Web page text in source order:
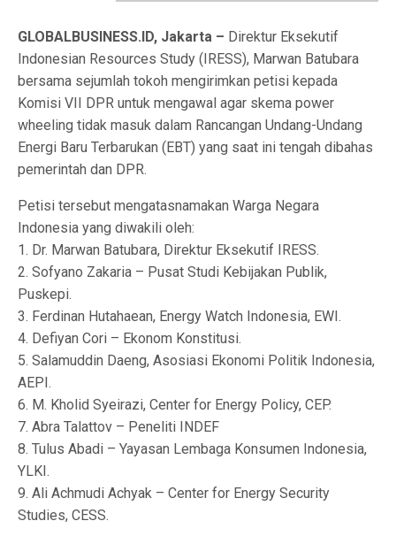
GLOBALBUSINESS.ID, Jakarta – Direktur Eksekutif
Indonesian Resources Study (IRESS), Marwan Batubara
bersama sejumlah tokoh mengirimkan petisi kepada
Komisi VII DPR untuk mengawal agar skema power
wheeling tidak masuk dalam Rancangan Undang-Undang
Energi Baru Terbarukan (EBT) yang saat ini tengah dibahas
pemerintah dan DPR.
Petisi tersebut mengatasnamakan Warga Negara
Indonesia yang diwakili oleh:
1. Dr. Marwan Batubara, Direktur Eksekutif IRESS.
2. Sofyano Zakaria – Pusat Studi Kebijakan Publik,
Puskepi.
3. Ferdinan Hutahaean, Energy Watch Indonesia, EWI.
4. Defiyan Cori – Ekonom Konstitusi.
5. Salamuddin Daeng, Asosiasi Ekonomi Politik Indonesia,
AEPI.
6. M. Kholid Syeirazi, Center for Energy Policy, CEP.
7. Abra Talattov – Peneliti INDEF
8. Tulus Abadi – Yayasan Lembaga Konsumen Indonesia,
YLKI.
9. Ali Achmudi Achyak – Center for Energy Security
Studies, CESS.